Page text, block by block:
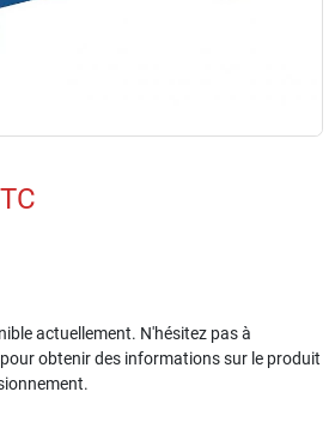
actuellement. N'hésitez pas à
obtenir des informations sur le produit